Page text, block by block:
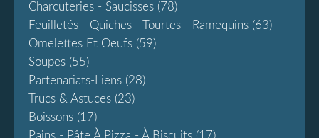
Charcuteries - Saucisses (78)
Feuilletés - Quiches - Tourtes - Ramequins (63)
Omelettes Et Oeufs (59)
Soupes (55)
Partenariats-Liens (28)
Trucs & Astuces (23)
Boissons (17)
Pains - Pâte À Pizza - À Biscuits (17)